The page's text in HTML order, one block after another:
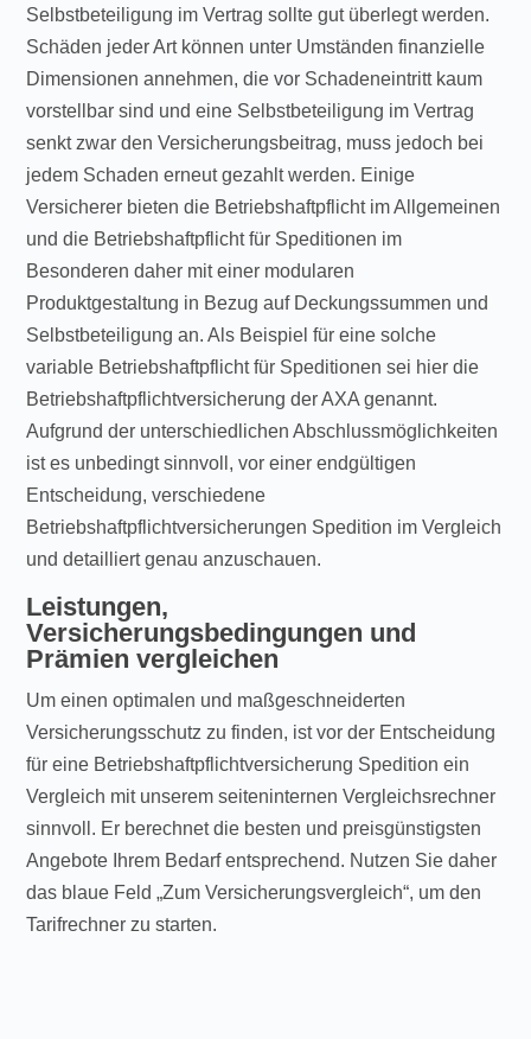
Selbstbeteiligung im Vertrag sollte gut überlegt werden.
Schäden jeder Art können unter Umständen finanzielle
Dimensionen annehmen, die vor Schadeneintritt kaum
vorstellbar sind und eine Selbstbeteiligung im Vertrag
senkt zwar den Versicherungsbeitrag, muss jedoch bei
jedem Schaden erneut gezahlt werden. Einige
Versicherer bieten die Betriebshaftpflicht im Allgemeinen
und die Betriebshaftpflicht für Speditionen im
Besonderen daher mit einer modularen
Produktgestaltung in Bezug auf Deckungssummen und
Selbstbeteiligung an. Als Beispiel für eine solche
variable Betriebshaftpflicht für Speditionen sei hier die
Betriebshaftpflichtversicherung der AXA genannt.
Aufgrund der unterschiedlichen Abschlussmöglichkeiten
ist es unbedingt sinnvoll, vor einer endgültigen
Entscheidung, verschiedene
Betriebshaftpflichtversicherungen Spedition im Vergleich
und detailliert genau anzuschauen.
Leistungen,
Versicherungsbedingungen und
Prämien vergleichen
Um einen optimalen und maßgeschneiderten
Versicherungsschutz zu finden, ist vor der Entscheidung
für eine Betriebshaftpflichtversicherung Spedition ein
Vergleich mit unserem seiteninternen Vergleichsrechner
sinnvoll. Er berechnet die besten und preisgünstigsten
Angebote Ihrem Bedarf entsprechend. Nutzen Sie daher
das blaue Feld „Zum Versicherungsvergleich“, um den
Tarifrechner zu starten.